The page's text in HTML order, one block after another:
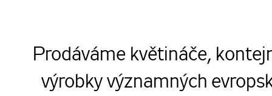
Prodáváme květináče,
výrobky významných